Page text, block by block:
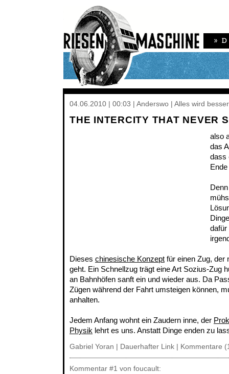
04.06.2010 | 00:03 | Anderswo | Alles wird besser
THE INTERCITY THAT NEVER
also
das
dass
dafür
Dieses chinesische Konzept für einen Zug, der
geht. Ein Schnellzug trägt eine Art Sozius-Zug
an Bahnhöfen sanft ein und wieder aus. Da
Zügen während der Fahrt umsteigen können,
anhalten.
Jedem Anfang wohnt ein Zaudern inne, der
Physik lehrt es uns. Anstatt Dinge enden zu
Gabriel Yoran | Dauerhafter Link Kommentare
Kommentar #1 von foucault: